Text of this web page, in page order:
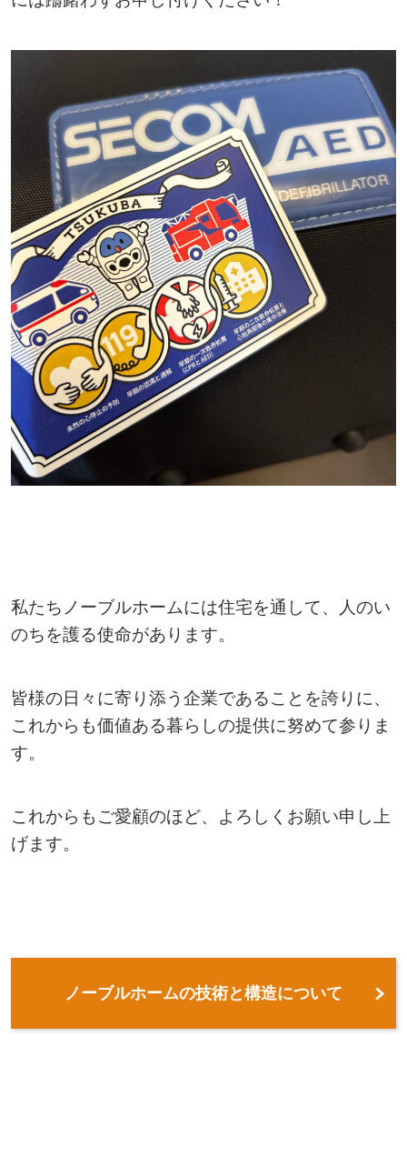
私たちノーブルホームには住宅を通して、人のい
のちを護る使命があります。
皆様の日々に寄り添う企業であることを誇りに、
これからも価値ある暮らしの提供に努めて参りま
す。
これからもご愛顧のほど、よろしくお願い申し上
げます。
ノーブルホームの技術と構造について